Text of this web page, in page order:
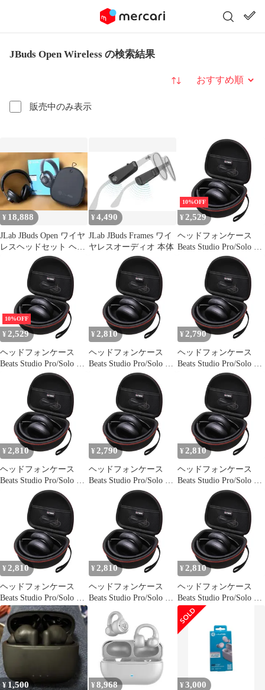
JBuds Open Wireless の検索結果
販売中のみ表示
並び替え
¥ 18,888
JLab JBuds Open ワイヤ
レスヘッドセット ヘッ
ドホン 本体
¥4,490
JLab JBuds Frames ワイ
ヤレスオーディオ 本体
10%OFF
¥ 2,529
ヘッドフォンケース
Beats Studio Pro/Solo 4 /
Studio 3 / Solo 3 / Picun
B8 / BERIBES/JLab
JBuds Lux ANC ワイヤ
レス Bluetooth ノイズキ
ャンセリングヘッドホ
ン対応 ブ
10%OFF
¥ 2,529
ヘッドフォンケース
Beats Studio Pro/Solo 4 /
Studio 3 / Solo 3 / Picun
B8 / BERIBES/JLab
JBuds Lux ANC ワイヤ
レス Bluetooth ノイズキ
ャンセリングヘッドホ
ン対応 ブ
¥ 2,810
ヘッドフォンケース
Beats Studio Pro/Solo 4 /
Studio 3 / Solo 3 / Picun
B8 / BERIBES/JLab
JBuds Lux ANC ワイヤ
レス Bluetooth ノイズキ
ャンセリングヘッドホ
ン対応 ブ
¥ 2,790
ヘッドフォンケース
Beats Studio Pro/Solo 4 /
Studio 3 / Solo 3 / Picun
B8 / BERIBES/JLab
JBuds Lux ANC ワイヤ
レス Bluetooth ノイズキ
ャンセリングヘッドホ
ン対応 ブ
¥ 2,810
ヘッドフォンケース
Beats Studio Pro/Solo 4 /
Studio 3 / Solo 3 / Picun
B8 / BERIBES/JLab
JBuds Lux ANC ワイヤ
レス Bluetooth ノイズキ
ャンセリングヘッドホ
ン対応 ブ
¥ 2,790
ヘッドフォンケース
Beats Studio Pro/Solo 4 /
Studio 3 / Solo 3 / Picun
B8 / BERIBES/JLab
JBuds Lux ANC ワイヤ
レス Bluetooth ノイズキ
ャンセリングヘッドホ
ン対応 ブ
¥ 2,810
ヘッドフォンケース
Beats Studio Pro/Solo 4 /
Studio 3 / Solo 3 / Picun
B8 / BERIBES/JLab
JBuds Lux ANC ワイヤ
レス Bluetooth ノイズキ
ャンセリングヘッドホ
ン対応 ブ
¥ 2,810
ヘッドフォンケース
Beats Studio Pro/Solo 4 /
Studio 3 / Solo 3 / Picun
B8 / BERIBES/JLab
JBuds Lux ANC ワイヤ
レス Bluetooth ノイズキ
ャンセリングヘッドホ
ン対応 ブ
¥ 2,810
ヘッドフォンケース
Beats Studio Pro/Solo 4 /
B8 / BERIBES/JLab
JBuds Lux ANC ワイヤ
レス Bluetooth ノイズキ
ャンセリングヘッドホ
ン対応 ブ
¥ 2,810
ヘッドフォンケース
Beats Studio Pro/Solo 4 /
Studio 3 / Solo 3 / Picun
B8 / BERIBES/JLab
JBuds Lux ANC ワイヤ
レス Bluetooth ノイズキ
ャンセリングヘッドホ
ン対応 ブ
¥1,500 ¥ 8,968 ¥3,000